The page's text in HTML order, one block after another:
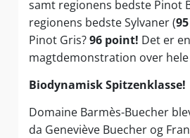
samt regionens bedste Pinot
regionens bedste Sylvaner (
Pinot Gris?96 point! Det er
magtdemonstration over
Biodynamisk Spitzenklasse!
Domaine Barmès-Buecher
da Geneviève Buecher og